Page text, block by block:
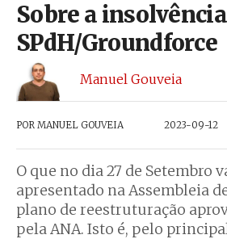
Sobre a
SPdH/Groundforce
Manuel Gouveia
POR MANUEL GOUVEIA 2023-09-12
O que no dia 27 de Setembro
apresentado na Assembleia
plano de reestruturação
pela ANA. Isto é, pelo